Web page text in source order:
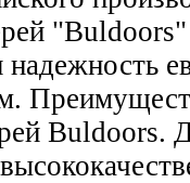
Buldoors.